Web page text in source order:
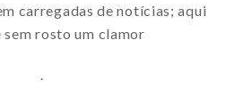
carregadas de notícias; aqui
sem rosto um clamor